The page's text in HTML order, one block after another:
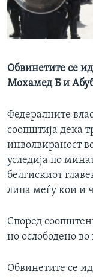
ИНТЕРВЈУА
Јазици
Обвинетите се
Мохамед Б и
Федералните
соопштија дека
инволвираност
уследија по
белгискиот
лица меѓу кои и
Според
но ослободено во
Обвинетите се